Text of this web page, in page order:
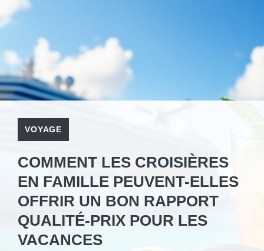
VOYAGE
COMMENT LES CROISIÈRES
EN FAMILLE PEUVENT-ELLES
OFFRIR UN BON RAPPORT
QUALITÉ-PRIX POUR LES
VACANCES